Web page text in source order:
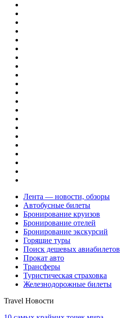
Лента — новости, обзоры
Автобусные билеты
Бронирование круизов
Бронирование отелей
Бронирование экскурсий
Горящие туры
Поиск дешевых авиабилетов
Прокат авто
Трансферы
Туристическая страховка
Железнодорожные билеты
Travel Новости